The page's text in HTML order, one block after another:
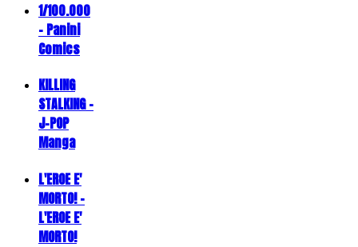
1/100.000
- Panini
Comics
KILLING
STALKING -
J-POP
Manga
L'EROE E'
MORTO! -
L'EROE E'
MORTO!